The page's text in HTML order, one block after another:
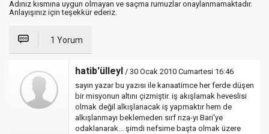
Adınız kısmına uygun olmayan ve saçma rumuzlar onaylanmamaktadır.
Anlayışınız için teşekkür ederiz.
1 Yorum
hatib'ülleyl / 30 Ocak 2010 Cumartesi 16:46
sayın yazar bu yazısı ile kanaatimce her ferde düşen
bir misyonun altını çizmiştir. iş akışlamak heveslisi
olmak değil alkışlanacak iş yapmaktır hem de
alkışlanmayı beklemeden sırf rıza-yı Bari'ye
odaklanarak... şimdi nefsime başta olmak üzere